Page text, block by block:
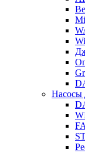
Насосы